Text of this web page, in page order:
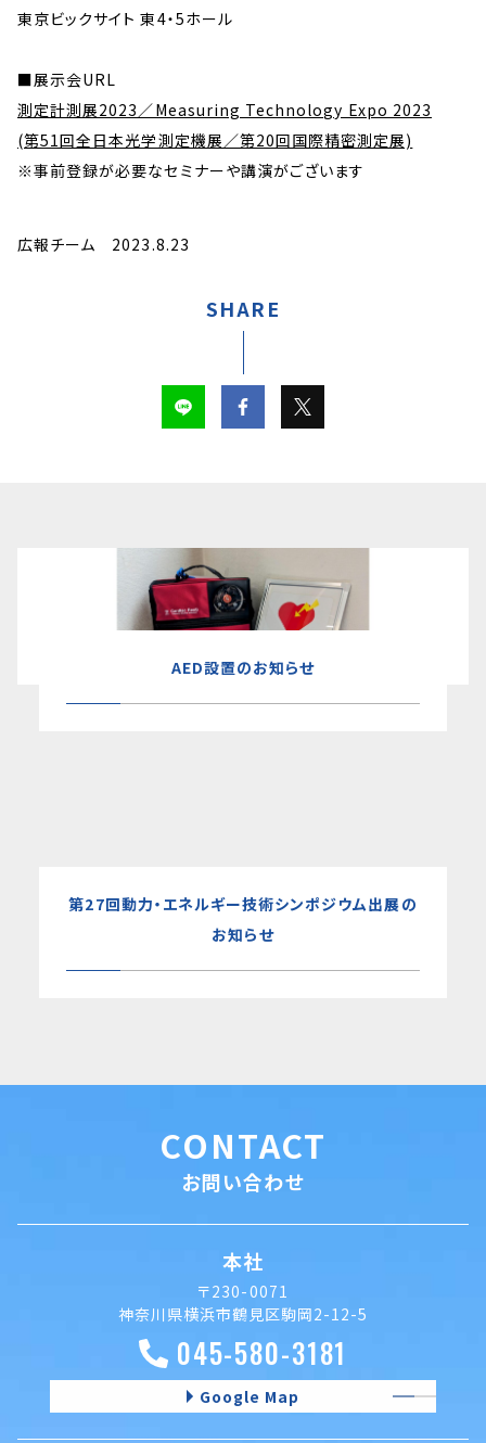
東京ビックサイト 東4・5ホール
■展示会URL
測定計測展2023／Measuring Technology Expo 2023
(第51回全日本光学測定機展／第20回国際精密測定展)
※事前登録が必要なセミナーや講演がございます
広報チーム 2023.8.23
SHARE
AED設置のお知らせ
第27回動力・エネルギー技術シンポジウム出展の
お知らせ
CONTACT
お問い合わせ
本社
〒230-0071
神奈川県横浜市鶴見区駒岡2-12-5
045-580-3181
Google Map